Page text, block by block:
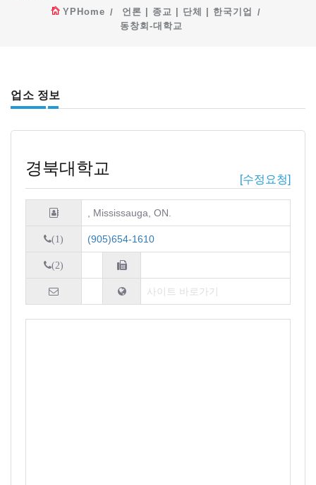
YPHome
언론 | 종교 | 단체 | 한국기업
동창회-대학교
업소 정보
경북대학교
[수정요청]
, Mississauga, ON.
(1) (905)654-1610
(2)
사이트 바로가기